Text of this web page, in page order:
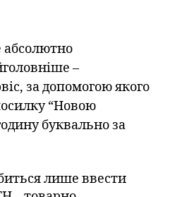
абсолютно
–
за допомогою якого
“Новою
буквально за
лише ввести